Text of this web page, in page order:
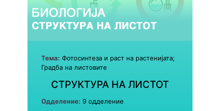
Тема: Фотосинтеза и раст на растенијата;
Градба на листовите
СТРУКТУРА НА ЛИСТОТ
Одделение: 9 одделение